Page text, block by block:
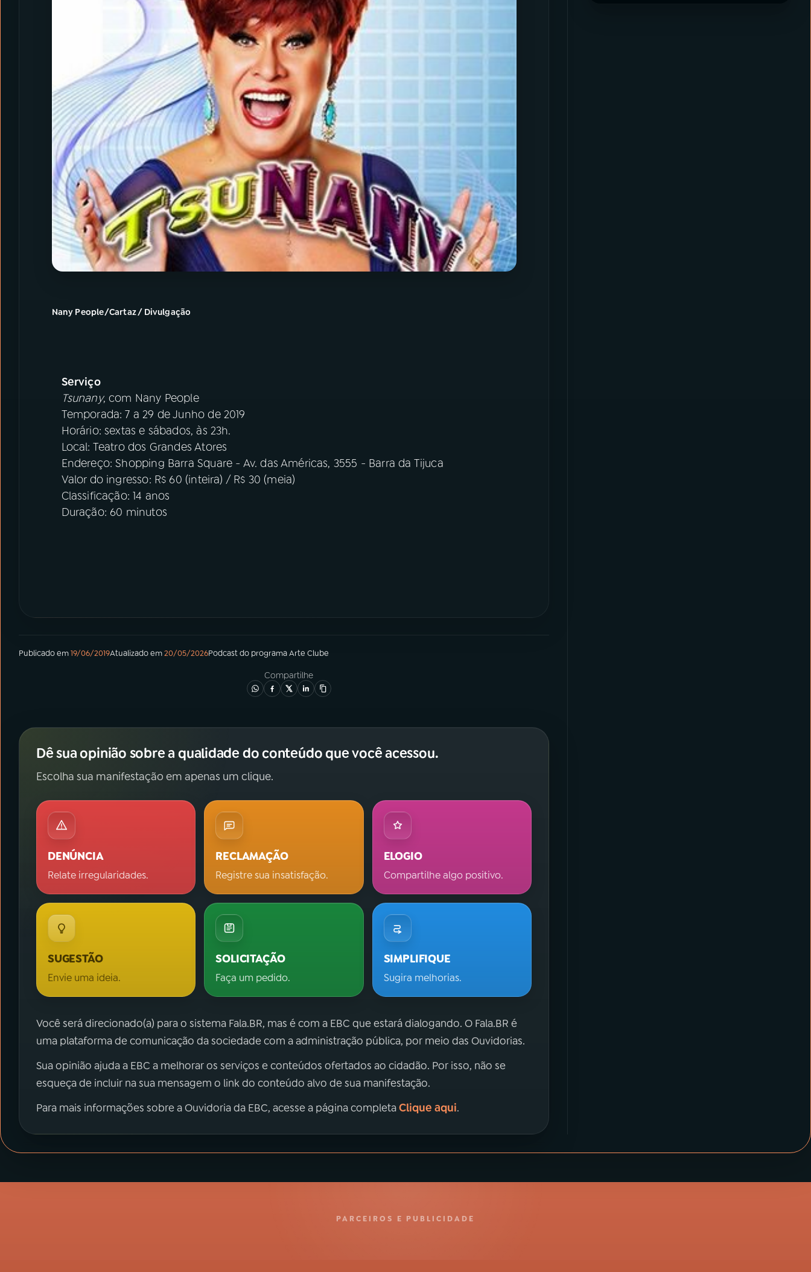
Nany People/Cartaz / Divulgação
Serviço
Tsunany, com Nany People
Temporada: 7 a 29 de Junho de 2019
Horário: sextas e sábados, às 23h.
Local: Teatro dos Grandes Atores
Endereço: Shopping Barra Square - Av. das Américas, 3555 - Barra da Tijuca
Valor do ingresso: R$ 60 (inteira) / R$ 30 (meia)
Classificação: 14 anos
Duração: 60 minutos
Publicado em19/06/2019Atualizado em20/05/2026Podcastdo programaArte Clube
Compartilhe
Dê sua opinião sobre a qualidade do conteúdo que você acessou.
Escolha sua manifestação em apenas um clique.
DENÚNCIA
Relate irregularidades.
RECLAMAÇÃO
Registre sua insatisfação.
ELOGIO
Compartilhe algo positivo.
SUGESTÃO
Envie uma ideia.
SOLICITAÇÃO
Faça um pedido.
SIMPLIFIQUE
Sugira melhorias.
Você será direcionado(a) para o sistema Fala.BR, mas é com a EBC que estará dialogando. O Fala.BR é
uma plataforma de comunicação da sociedade com a administração pública, por meio das Ouvidorias.
Sua opinião ajuda a EBC a melhorar os serviços e conteúdos ofertados ao cidadão. Por isso, não se
esqueça de incluir na sua mensagem o link do conteúdo alvo de sua manifestação.
Para mais informações sobre a Ouvidoria da EBC, acesse a página completaClique aqui.
PARCEIROS E PUBLICIDADE